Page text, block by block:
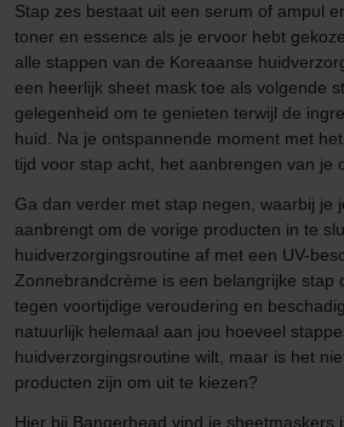
Stap zes bestaat uit een serum of ampul
toner en essence als je ervoor hebt
alle stappen van de Koreaanse
een heerlijk sheet mask toe als volgende
gelegenheid om te genieten terwijl de
huid. Na je ontspannende moment met
tijd voor stap acht, het aanbrengen van je
Ga dan verder met stap negen, waarbij je
aanbrengt om de vorige producten in te
huidverzorgingsroutine af met een UV-
Zonnebrandcrème is een belangrijke stap
tegen voortijdige veroudering en
natuurlijk helemaal aan jou hoeveel
huidverzorgingsroutine wilt, maar is het
producten zijn om uit te kiezen?
Hier bij Bangerhead vind je sheetmaskers